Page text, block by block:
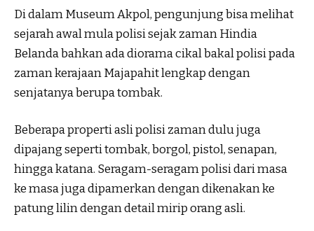
Di dalam Museum Akpol, pengunjung bisa melihat
sejarah awal mula polisi sejak zaman Hindia
Belanda bahkan ada diorama cikal bakal polisi pada
zaman kerajaan Majapahit lengkap dengan
senjatanya berupa tombak.
Beberapa properti asli polisi zaman dulu juga
dipajang seperti tombak, borgol, pistol, senapan,
hingga katana. Seragam-seragam polisi dari masa
ke masa juga dipamerkan dengan dikenakan ke
patung lilin dengan detail mirip orang asli.